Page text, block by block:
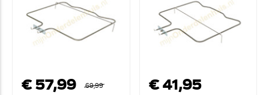
€ 57,99
69,99
€ 41,95